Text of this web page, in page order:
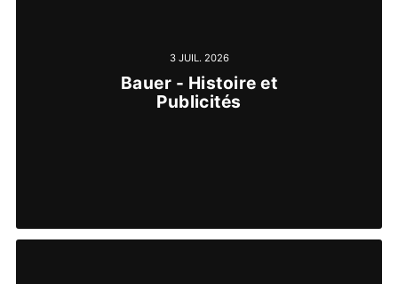
3 JUIL. 2026
Bauer - Histoire et
Publicités